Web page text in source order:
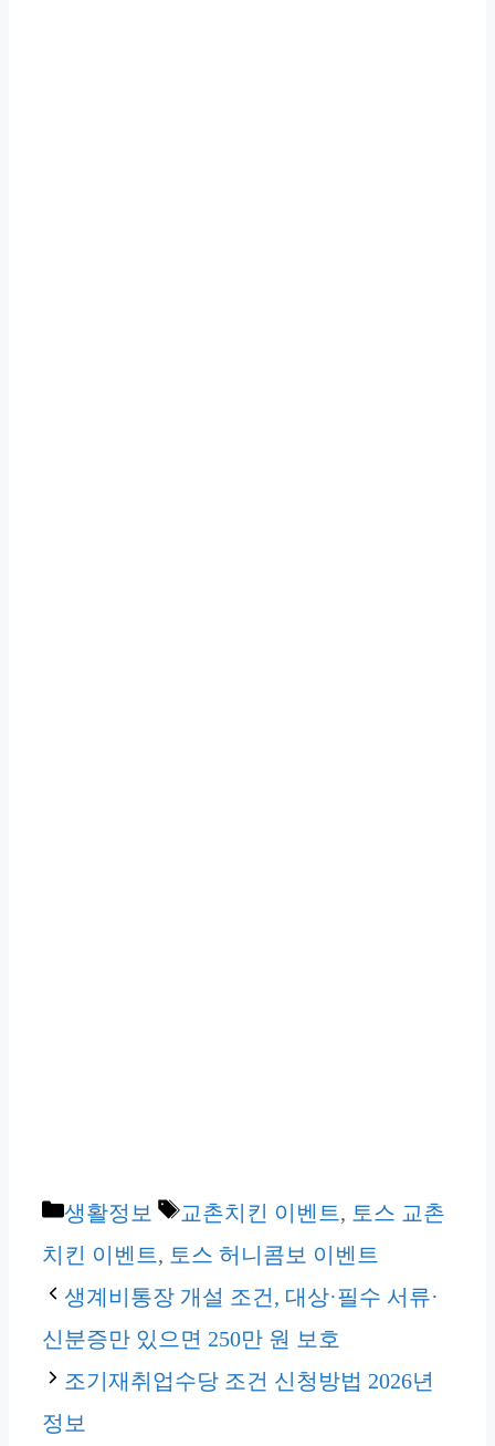
카
테
고
리
생활정보
태
그
교촌치킨 이벤트, 토스 교촌
치킨 이벤트, 토스 허니콤보 이벤트
생계비통장 개설 조건, 대상·필수 서류·
신분증만 있으면 250만 원 보호
조기재취업수당 조건 신청방법 2026년
정보